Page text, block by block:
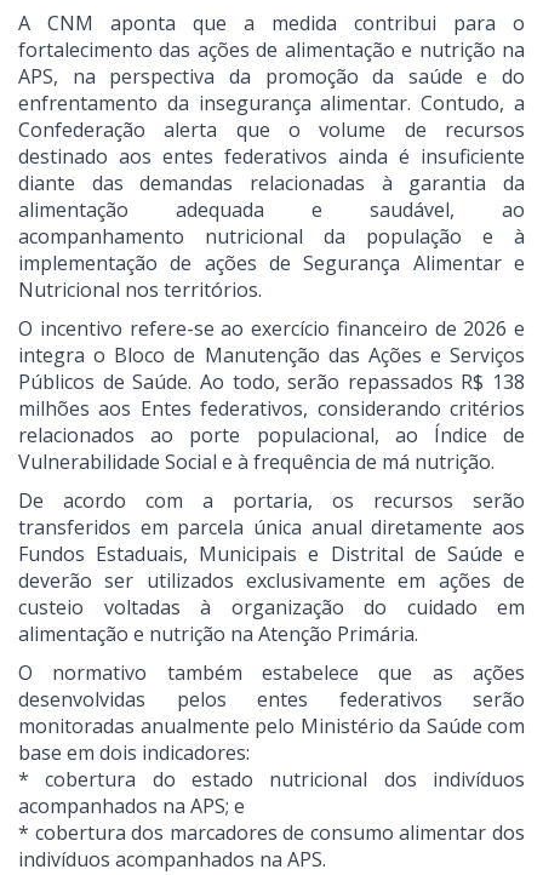
A CNM aponta que a medida contribui para o
fortalecimento das ações de alimentação e nutrição na
APS, na perspectiva da promoção da saúde e do
enfrentamento da insegurança alimentar. Contudo, a
Confederação alerta que o volume de recursos
destinado aos entes federativos ainda é insuficiente
diante das demandas relacionadas à garantia da
alimentação adequada e saudável, ao
acompanhamento nutricional da população e à
implementação de ações de Segurança Alimentar e
Nutricional nos territórios.
O incentivo refere-se ao exercício financeiro de 2026 e
integra o Bloco de Manutenção das Ações e Serviços
Públicos de Saúde. Ao todo, serão repassados R$ 138
milhões aos Entes federativos, considerando critérios
relacionados ao porte populacional, ao Índice de
Vulnerabilidade Social e à frequência de má nutrição.
De acordo com a portaria, os recursos serão
transferidos em parcela única anual diretamente aos
Fundos Estaduais, Municipais e Distrital de Saúde e
deverão ser utilizados exclusivamente em ações de
custeio voltadas à organização do cuidado em
alimentação e nutrição na Atenção Primária.
O normativo também estabelece que as ações
desenvolvidas pelos entes federativos serão
monitoradas anualmente pelo Ministério da Saúde com
base em dois indicadores:
* cobertura do estado nutricional dos indivíduos
acompanhados na APS; e
* cobertura dos marcadores de consumo alimentar dos
indivíduos acompanhados na APS.